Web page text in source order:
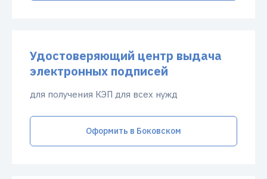
Удостоверяющий центр выдача
электронных подписей
для получения КЭП для всех нужд
Оформить в Боковском